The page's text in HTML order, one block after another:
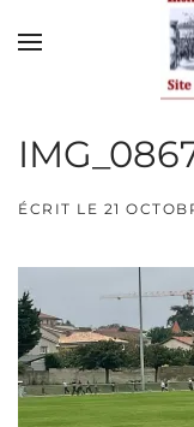
Skip to main
ÉCRIT LE 21